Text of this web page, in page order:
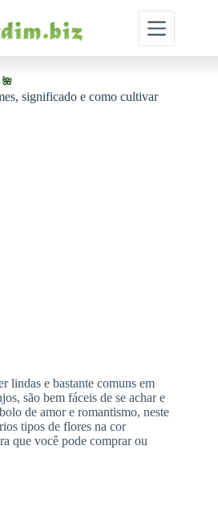
🌺
significado e como cultivar
lindas e bastante comuns em
são bem fáceis de se achar e
de amor e romantismo, neste
tipos de flores na cor
que você pode comprar ou